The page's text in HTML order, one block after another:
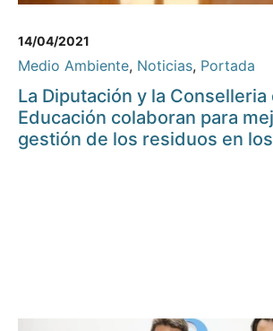
14/04/2021
Medio Ambiente, Noticias, Portada
La Diputación y la Conselleria
Educación colaboran para
gestión de los residuos en